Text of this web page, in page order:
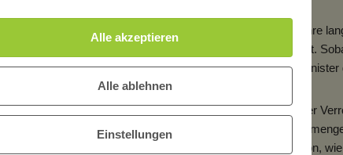
gegen das Wetter zu imprägieren. Ich möchte ja viele Jahre
ein Mittel aus, das farblich gut zu meinem Holzboden passt.
auch einen neuen Anstrich vetragen, also ist ein großer Kanister
Strohballen fallen langsam in sich zusammen, denn der
Das ist kein Problem, denn die Strohballen sind
Trotzdem lösen sich einzelne Halme und ich überlege schon,
Alle akzeptieren
Alle ablehnen
Einstellungen